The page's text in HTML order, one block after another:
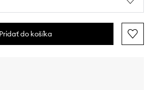
Pridať do košíka